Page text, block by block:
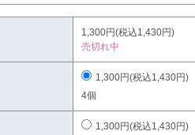
1,300円(税込1,430円)
売切れ中
1,300円(税込1,430円)
4個
1,300円(税込1,430円)